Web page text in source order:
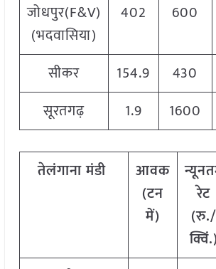
जोधपुर(F&V)
(भदवासिया)
402 600
सीकर 154.9 430
सूरतगढ़
1.9 1600
तेलंगानामंडी
आवक
(टन
में)
रेट
(रु./